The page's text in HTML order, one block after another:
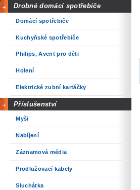
Drobné domácí spotřebiče
Domácí spotřebiče
Kuchyňské spotřebiče
Philips, Avent pro děti
Holení
Elektrické zubní kartáčky
Příslušenství
Myši
Nabíjení
Záznamová média
Prodlužovací kabely
Sluchátka